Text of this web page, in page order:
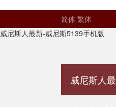
简体 繁体
威尼斯人最新-威尼斯5139手机版
威尼斯人最